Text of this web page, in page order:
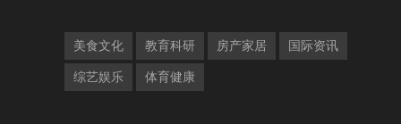
美食文化 教育科研 房产家居 国际资讯
综艺娱乐 体育健康